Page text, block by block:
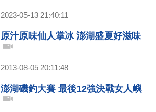
2023-05-13 21:40:11
原汁原味仙人掌冰 澎湖盛夏好滋味
2013-08-05 20:11:48
澎湖磯釣大賽 最後12強決戰女人嶼